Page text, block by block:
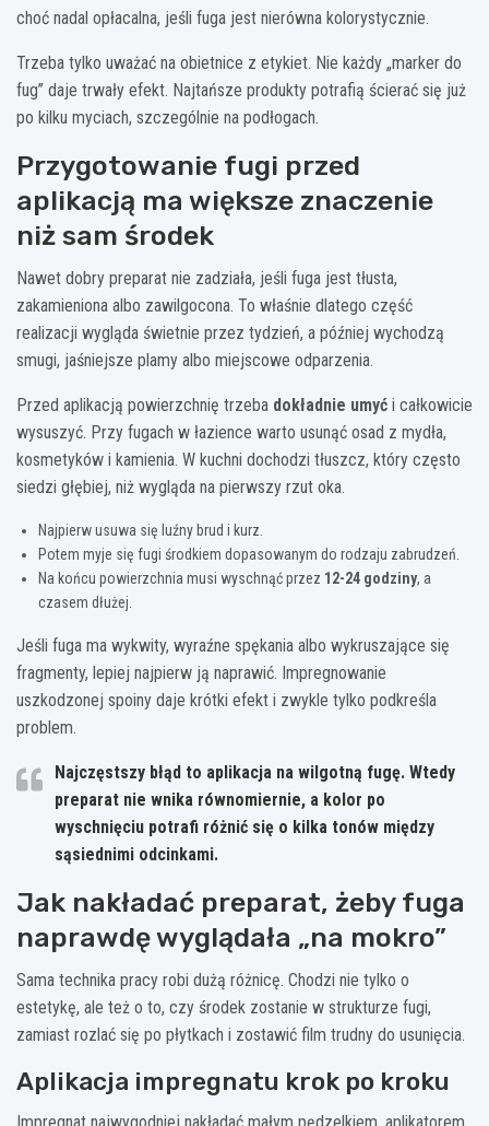
choć nadal opłacalna, jeśli fuga jest nierówna kolorystycznie.
Trzeba tylko uważać na obietnice z etykiet. Nie każdy „marker do
fug” daje trwały efekt. Najtańsze produkty potrafią ścierać się już
po kilku myciach, szczególnie na podłogach.
Przygotowanie fugi przed
aplikacją ma większe znaczenie
niż sam środek
Nawet dobry preparat nie zadziała, jeśli fuga jest tłusta,
zakamieniona albo zawilgocona. To właśnie dlatego część
realizacji wygląda świetnie przez tydzień, a później wychodzą
smugi, jaśniejsze plamy albo miejscowe odparzenia.
Przed aplikacją powierzchnię trzeba dokładnie umyć i całkowicie
wysuszyć. Przy fugach w łazience warto usunąć osad z mydła,
kosmetyków i kamienia. W kuchni dochodzi tłuszcz, który często
siedzi głębiej, niż wygląda na pierwszy rzut oka.
Najpierw usuwa się luźny brud i kurz.
Potem myje się fugi środkiem dopasowanym do rodzaju zabrudzeń.
Na końcu powierzchnia musi wyschnąć przez 12-24 godziny, a
czasem dłużej.
Jeśli fuga ma wykwity, wyraźne spękania albo wykruszające się
fragmenty, lepiej najpierw ją naprawić. Impregnowanie
uszkodzonej spoiny daje krótki efekt i zwykle tylko podkreśla
problem.
Najczęstszy błąd to aplikacja na wilgotną fugę. Wtedy
preparat nie wnika równomiernie, a kolor po
wyschnięciu potrafi różnić się o kilka tonów między
sąsiednimi odcinkami.
Jak nakładać preparat, żeby fuga
naprawdę wyglądała „na mokro”
Sama technika pracy robi dużą różnicę. Chodzi nie tylko o
estetykę, ale też o to, czy środek zostanie w strukturze fugi,
zamiast rozlać się po płytkach i zostawić film trudny do usunięcia.
Aplikacja impregnatu krok po kroku
Impregnat najwygodniej nakładać małym pędzelkiem, aplikatorem